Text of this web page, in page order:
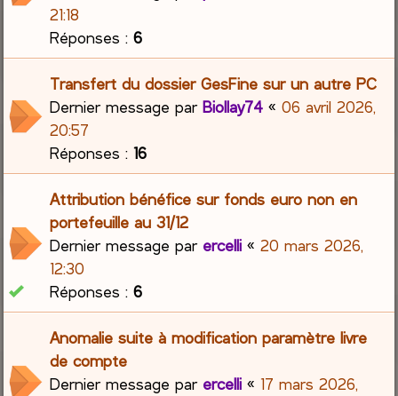
21:18
Réponses :6
Transfert du dossier GesFine sur un autre PC
Dernier message parBiollay74 «06 avril 2026,
20:57
Réponses :16
Attribution bénéfice sur fonds euro non en
portefeuille au 31/12
Dernier message par ercelli «20 mars 2026,
12:30
Réponses :6
Anomalie suite à modification paramètre livre
de compte
Dernier message par ercelli « 17 mars 2026,